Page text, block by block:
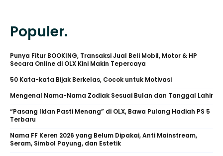
Populer.
Punya Fitur BOOKING, Transaksi Jual Beli Mobil, Motor & HP
Secara Online di OLX Kini Makin Tepercaya
50 Kata-kata Bijak Berkelas, Cocok untuk Motivasi
Mengenal Nama-Nama Zodiak Sesuai Bulan dan Tanggal Lahir
“Pasang Iklan Pasti Menang” di OLX, Bawa Pulang Hadiah PS 5
Terbaru
Nama FF Keren 2026 yang Belum Dipakai, Anti Mainstream,
Seram, Simbol Payung, dan Estetik